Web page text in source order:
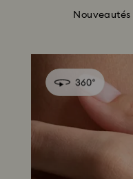
Nouveautés